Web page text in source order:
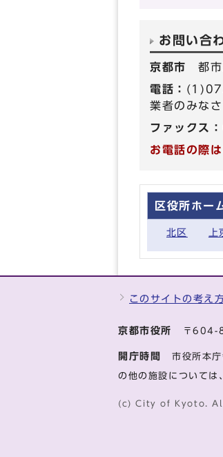
お問い合
京都市都
電話：
業者のみな
ファックス：
お電話の際
区役所ホー
北区
このサイトの考え
京都市役所 〒604-
開庁時間 市役所本
の他の施設については
(c) City of Kyoto.